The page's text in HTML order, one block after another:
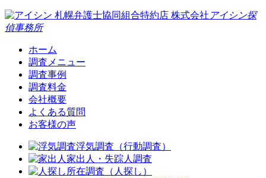
札幌弁護士協同組合特約店 株式会社 アイシン探
偵事務所
ホーム
調査メニュー
調査事例
調査料金
会社概要
よくある質問
お客様の声
浮気調査（行動調査）
家出人・失踪人調査
所在調査（人探し）